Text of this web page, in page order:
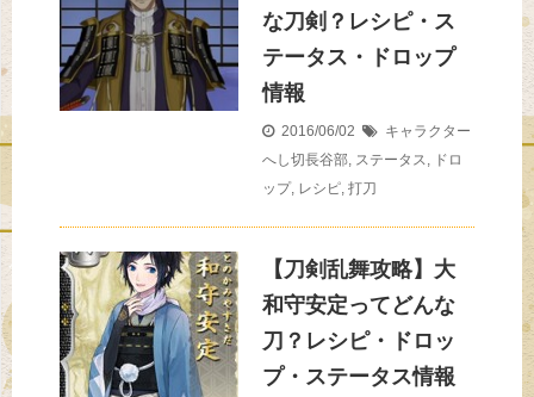
な刀剣？レシピ・ス
テータス・ドロップ
情報
2016/06/02
キャラクター
へし切長谷部, ステータス, ドロ
ップ, レシピ, 打刀
【刀剣乱舞攻略】大
和守安定ってどんな
刀？レシピ・ドロッ
プ・ステータス情報